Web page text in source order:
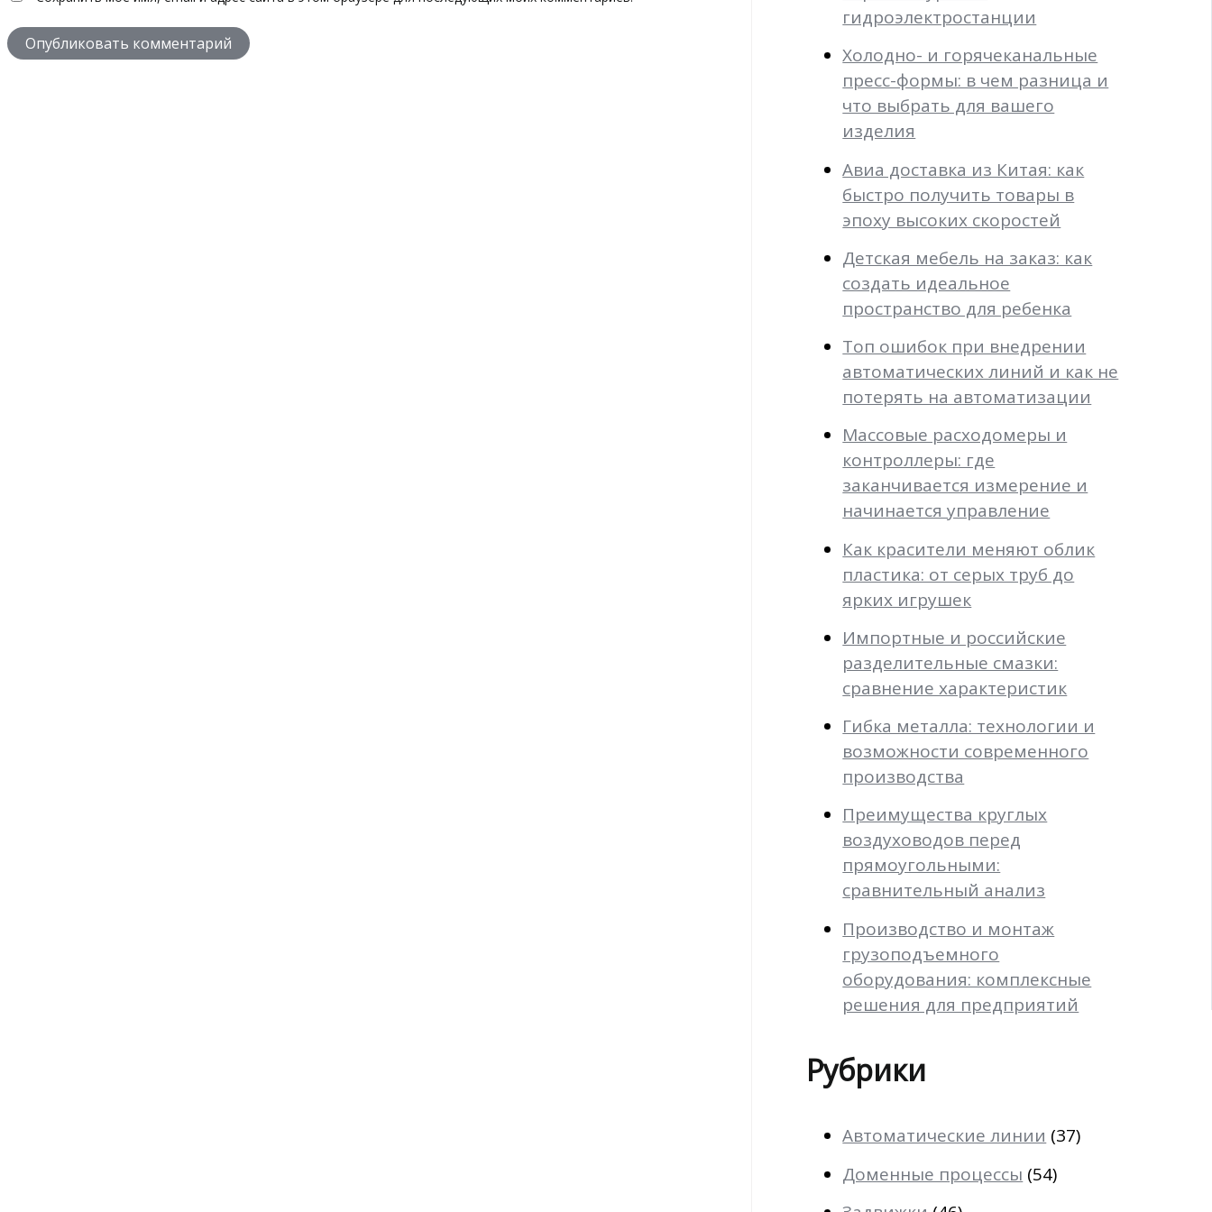
гидроэлектростанции
Холодно- и горячеканальные
пресс-формы: в чем разница и
что выбрать для вашего
изделия
Авиа доставка из Китая: как
быстро получить товары в
эпоху высоких скоростей
Детская мебель на заказ: как
создать идеальное
пространство для ребенка
Топ ошибок при внедрении
автоматических линий и как не
потерять на автоматизации
Массовые расходомеры и
контроллеры: где
заканчивается измерение и
начинается управление
Как красители меняют облик
пластика: от серых труб до
ярких игрушек
Импортные и российские
разделительные смазки:
сравнение характеристик
Гибка металла: технологии и
возможности современного
производства
Преимущества круглых
воздуховодов перед
прямоугольными:
сравнительный анализ
Производство и монтаж
грузоподъемного
оборудования: комплексные
решения для предприятий
Рубрики
Автоматические линии (37)
Доменные процессы (54)